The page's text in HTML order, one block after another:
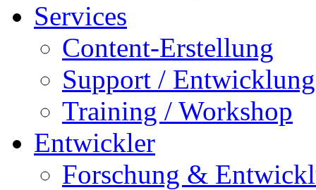
Services
Content-Erstellung
Support / Entwicklung
Training / Workshop
Entwickler
Forschung &